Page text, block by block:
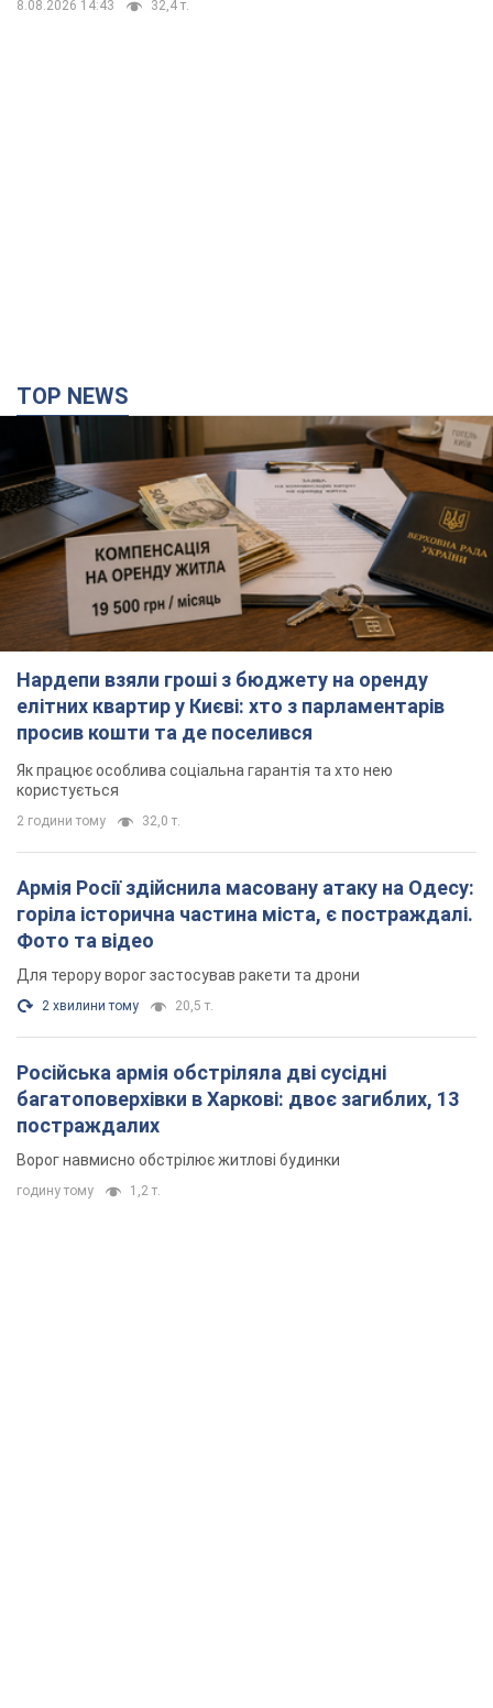
8.08.2026 14:43 32,4 т.
TOP NEWS
Нардепи взяли гроші з бюджету на оренду
елітних квартир у Києві: хто з парламентарів
просив кошти та де поселився
Як працює особлива соціальна гарантія та хто нею
користується
2 години тому 32,0 т.
Армія Росії здійснила масовану атаку на Одесу:
горіла історична частина міста, є постраждалі.
Фото та відео
Для терору ворог застосував ракети та дрони
2 хвилини тому 20,5 т.
Російська армія обстріляла дві сусідні
багатоповерхівки в Харкові: двоє загиблих, 13
постраждалих
Ворог навмисно обстрілює житлові будинки
годину тому 1,2 т.